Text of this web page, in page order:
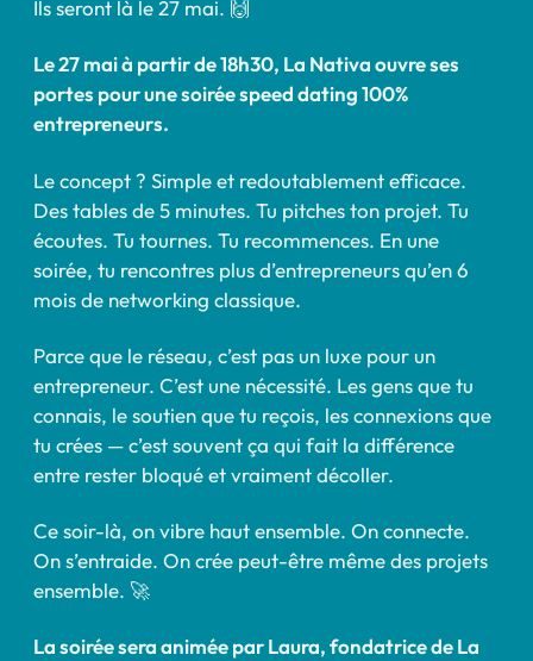
Ils seront là le 27 mai. 🙌
Le 27 mai à partir de 18h30, La Nativa ouvre ses
portes pour une soirée speed dating 100%
entrepreneurs.
Le concept ? Simple et redoutablement efficace.
Des tables de 5 minutes. Tu pitches ton projet. Tu
écoutes. Tu tournes. Tu recommences. En une
soirée, tu rencontres plus d’entrepreneurs qu’en 6
mois de networking classique.
Parce que le réseau, c’est pas un luxe pour un
entrepreneur. C’est une nécessité. Les gens que tu
connais, le soutien que tu reçois, les connexions que
tu crées — c’est souvent ça qui fait la différence
entre rester bloqué et vraiment décoller.
Ce soir-là, on vibre haut ensemble. On connecte.
On s’entraide. On crée peut-être même des projets
ensemble. 🚀
La soirée sera animée par Laura, fondatrice de La